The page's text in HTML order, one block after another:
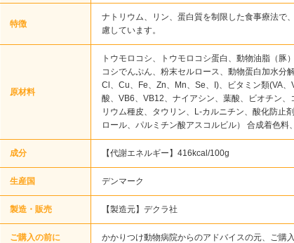
特徴
ナトリウム、リン、蛋白質を制限した食事療法で
慮しています。
原材料
トウモロコシ、トウモロコシ蛋白、動物油脂（豚
コシでんぷん、粉末セルロース、動物蛋白加水分
Cl、Cu、Fe、Zn、Mn、Se、I)、ビタミン類(VA
酸、VB6、VB12、ナイアシン、葉酸、ビオチン
リウム種皮、タウリン、L-カルニチン、酸化防止
ロール、パルミチン酸アスコルビル） 合成着色料
成分 【代謝エネルギー】416kcal/100g
生産国 デンマーク
製造・販売 【製造元】デクラ社
ご購入の前に かかりつけ動物病院からのアドバイスの元、ご購入